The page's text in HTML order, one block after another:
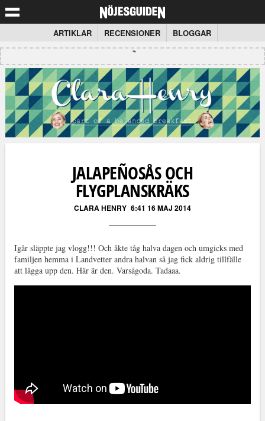
ARTIKLAR RECENSIONER BLOGGAR
JALAPEÑOSÅS OCH
FLYGPLANSKRÄKS
CLARA HENRY 6:41 16 MAJ 2014
Igår släppte jag vlogg!!! Och åkte tåg halva dagen och umgicks med
familjen hemma i Landvetter andra halvan så jag fick aldrig tillfälle
att lägga upp den. Här är den. Varsågoda. Tadaaa.